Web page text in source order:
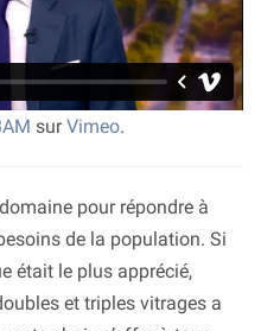
surVimeo.
pour répondre à
de la population. Si
était le plus apprécié,
et triples vitrages a